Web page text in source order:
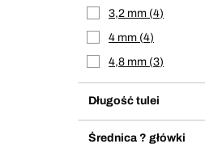
3,2 mm 4
4 mm 4
4,8 mm 3
Długość tulei
Średnica ? główki